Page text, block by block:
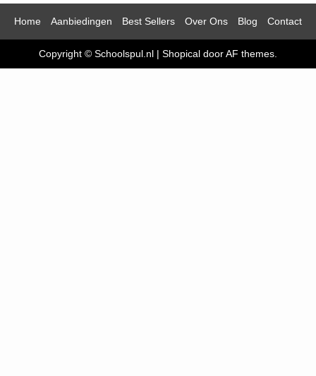
Home Aanbiedingen Best Sellers Over Ons Blog Contact
Copyright © Schoolspul.nl | Shopical door AF themes.